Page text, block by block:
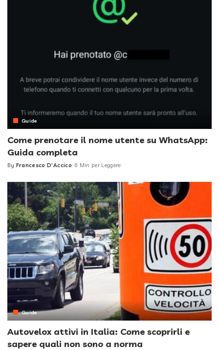
Guide
Come prenotare il nome utente su WhatsApp:
Guida completa
Posted
By Francesco D'Accico 6 Min per Leggere
Guide
Autovelox attivi in Italia: Come scoprirli e
sapere quali non sono a norma